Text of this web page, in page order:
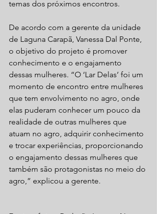
temas dos próximos encontros.
De acordo com a gerente da unidade
de Laguna Carapã, Vanessa Dal Ponte,
o objetivo do projeto é promover
conhecimento e o engajamento
dessas mulheres. “O ‘Lar Delas’ foi um
momento de encontro entre mulheres
que tem envolvimento no agro, onde
elas puderam conhecer um pouco da
realidade de outras mulheres que
atuam no agro, adquirir conhecimento
e trocar experiências, proporcionando
o engajamento dessas mulheres que
também são protagonistas no meio do
agro,” explicou a gerente.